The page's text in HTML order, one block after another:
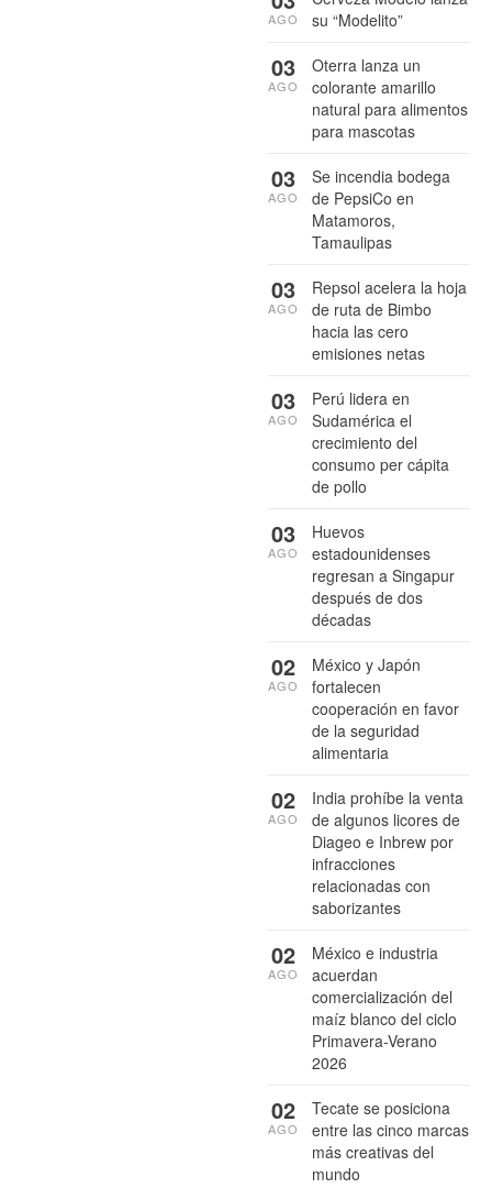
su “Modelito”
AGO
Oterra lanza un
colorante amarillo
natural para alimentos
para mascotas
03
AGO
Se incendia bodega
de PepsiCo en
Matamoros,
Tamaulipas
03
AGO
Repsol acelera la hoja
de ruta de Bimbo
hacia las cero
emisiones netas
03
AGO
Perú lidera en
Sudamérica el
crecimiento del
consumo per cápita
de pollo
03
AGO
Huevos
estadounidenses
regresan a Singapur
después de dos
décadas
03
AGO
México y Japón
fortalecen
cooperación en favor
de la seguridad
alimentaria
02
AGO
India prohíbe la venta
de algunos licores de
Diageo e Inbrew por
infracciones
relacionadas con
saborizantes
02
AGO
México e industria
acuerdan
comercialización del
maíz blanco del ciclo
Primavera-Verano
2026
02
AGO
Tecate se posiciona
entre las cinco marcas
más creativas del
mundo
02
AGO